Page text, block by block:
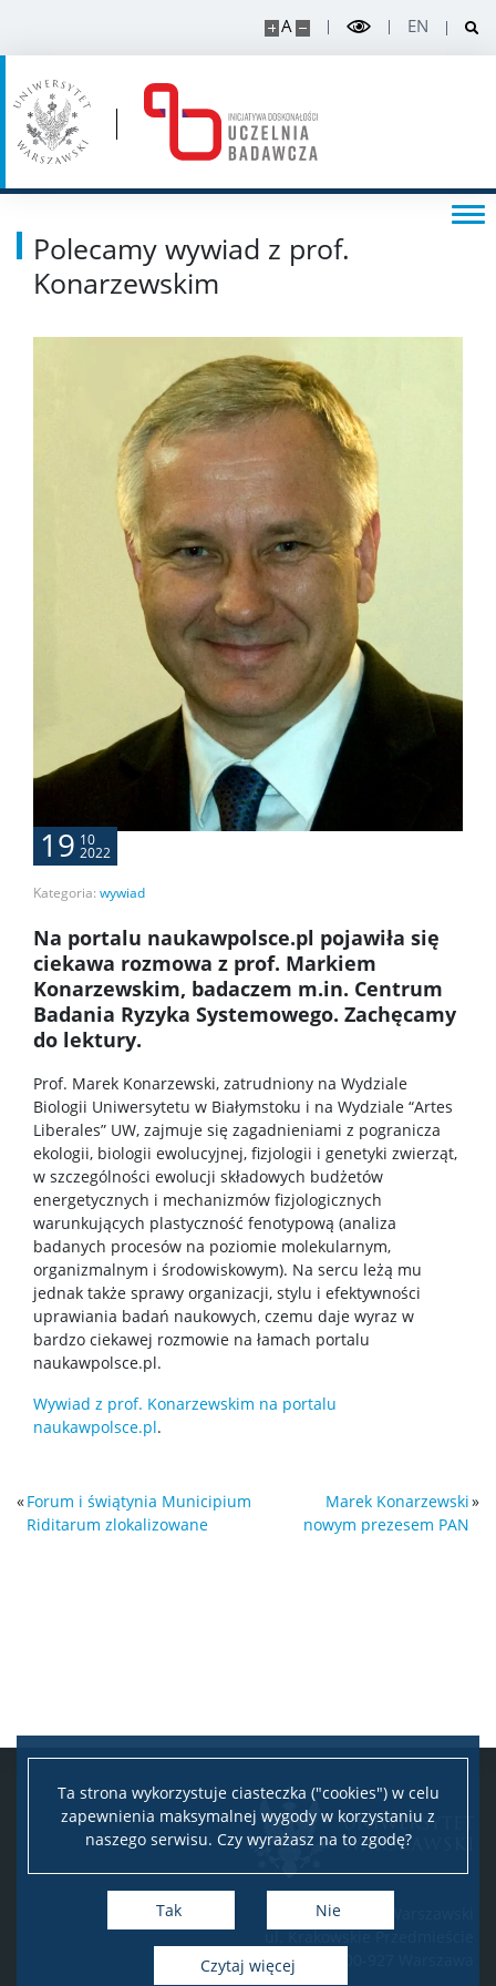
Ta strona wykorzystuje ciasteczka ("cookies") w celu
zapewnienia maksymalnej wygody w korzystaniu z
naszego serwisu. Czy wyrażasz na to zgodę?
Tak Nie
Czytaj więcej
A EN
Polecamy wywiad z prof.
Konarzewskim
19 10
2022
Kategoria: wywiad
Na portalu naukawpolsce.pl pojawiła się
ciekawa rozmowa z prof. Markiem
Konarzewskim, badaczem m.in. Centrum
Badania Ryzyka Systemowego. Zachęcamy
do lektury.
Prof. Marek Konarzewski, zatrudniony na Wydziale
Biologii Uniwersytetu w Białymstoku i na Wydziale “Artes
Liberales” UW, zajmuje się zagadnieniami z pogranicza
ekologii, biologii ewolucyjnej, fizjologii i genetyki zwierząt,
w szczególności ewolucji składowych budżetów
energetycznych i mechanizmów fizjologicznych
warunkujących plastyczność fenotypową (analiza
badanych procesów na poziomie molekularnym,
organizmalnym i środowiskowym). Na sercu leżą mu
jednak także sprawy organizacji, stylu i efektywności
uprawiania badań naukowych, czemu daje wyraz w
bardzo ciekawej rozmowie na łamach portalu
naukawpolsce.pl.
Wywiad z prof. Konarzewskim na portalu
naukawpolsce.pl.
«Forum i świątynia Municipium
Riditarum zlokalizowane
Marek Konarzewski
nowym prezesem PAN
»
Uniwersytet Warszawski
ul. Krakowskie Przedmieście